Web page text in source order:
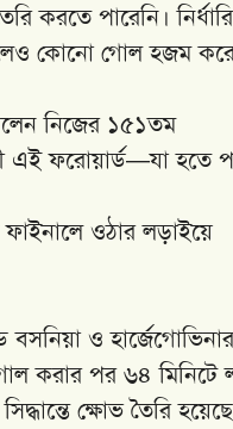
করতে পারেনি।
কোনো গোল হজম
নিজের ১৫১তম
এই ফরোয়ার্ড—যা হতে
ওঠার লড়াইয়ে
ও হার্জেগোভিনার
করার পর ৬৪ মিনিটে
ক্ষোভ তৈরি হয়েছে